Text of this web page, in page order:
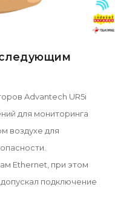
Advantech UR5i
для мониторинга
воздухе для
Ethernet, при этом
подключение